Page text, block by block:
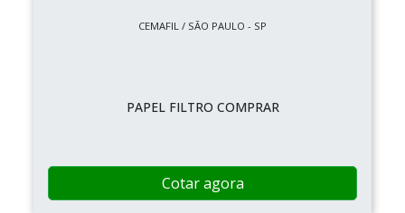
CEMAFIL / SÃO PAULO - SP
PAPEL FILTRO COMPRAR
Cotar agora